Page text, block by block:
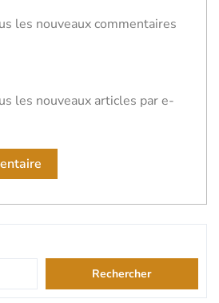
les nouveaux commentaires
les nouveaux articles par e-
Rechercher